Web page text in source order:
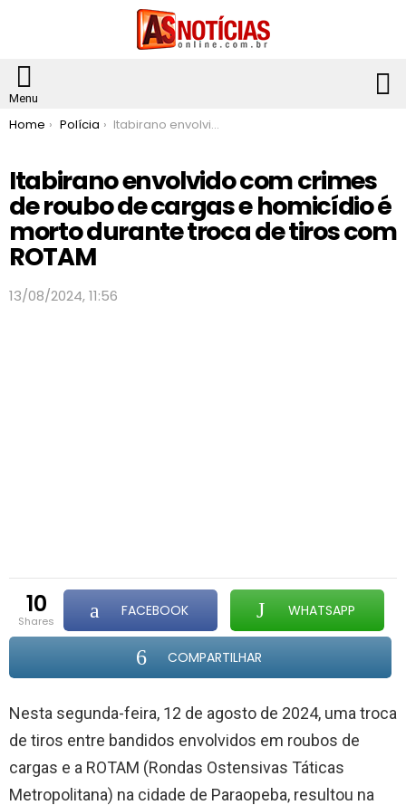
Menu
You are here:
Home Polícia Itabirano envolvido com crimes de roubo de cargas e homicídio é morto durante troca de tiros com ROTAM
Itabirano envolvido com crimes
de roubo de cargas e homicídio é
morto durante troca de tiros com
ROTAM
13/08/2024, 11:56
10
shares
FACEBOOK WHATSAPP
COMPARTILHAR
Nesta segunda-feira, 12 de agosto de 2024, uma troca
de tiros entre bandidos envolvidos em roubos de
cargas e a ROTAM (Rondas Ostensivas Táticas
Metropolitana) na cidade de Paraopeba, resultou na